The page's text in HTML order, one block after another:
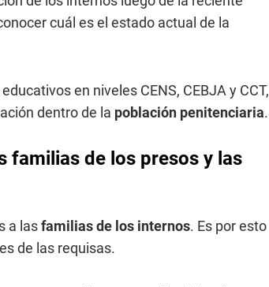
cuál es el estado actual de la
en niveles CENS, CEBJA y CCT,
dentro de la población penitenciaria.
familias de los presos y las
a lasfamilias de los internos. Es por esto
de las requisas.